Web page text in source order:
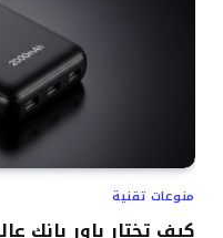
منوعات تقنية